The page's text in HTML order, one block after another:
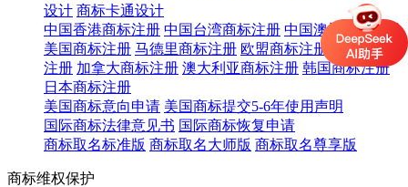
设计 商标卡通设计
中国香港商标注册 中国台湾商标注册 中国澳门商标注册
美国商标注册 马德里商标注册 欧盟商标注册
英国商标
注册 加拿大商标注册 澳大利亚商标注册 韩国商标注册
日本商标注册
美国商标意向申请 美国商标提交5-6年使用声明
国际商标法律意见书 国际商标恢复申请
商标取名标准版 商标取名大师版 商标取名尊享版
商标维权保护